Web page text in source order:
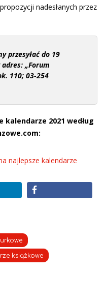
nadesłanych przez
przesyłać do 19
„Forum
110; 03-254
2021 według
najlepsze kalendarze
książkowe